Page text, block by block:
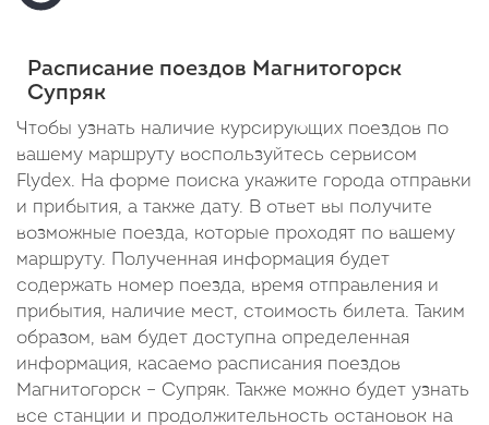
Пасс
20:07
минут
Расписание поездов Магнитогорск
Супряк
Чтобы узнать наличие курсирующих поездов по
вашему маршруту воспользуйтесь сервисом
Flydex. На форме поиска укажите города отправки
и прибытия, а также дату. В ответ вы получите
возможные поезда, которые проходят по вашему
маршруту. Полученная информация будет
содержать номер поезда, время отправления и
прибытия, наличие мест, стоимость билета. Таким
образом, вам будет доступна определенная
информация, касаемо расписания поездов
Магнитогорск – Супряк. Также можно будет узнать
все станции и продолжительность остановок на